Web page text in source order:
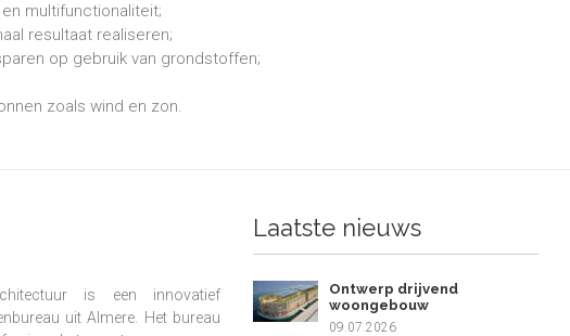
multifunctionaliteit;
resultaat realiseren;
op gebruik van grondstoffen;
zoals wind en zon.
is een innovatief
uit Almere. Het bureau
Laatste nieuws
Ontwerp drijvend
woongebouw
09.07.2026